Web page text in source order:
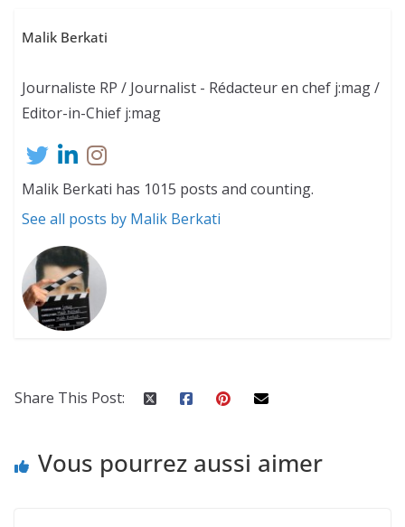
Malik Berkati
Journaliste RP / Journalist - Rédacteur en chef j:mag /
Editor-in-Chief j:mag
Malik Berkati has 1015 posts and counting.
See all posts by Malik Berkati
Share This Post:
Vous pourrez aussi aimer